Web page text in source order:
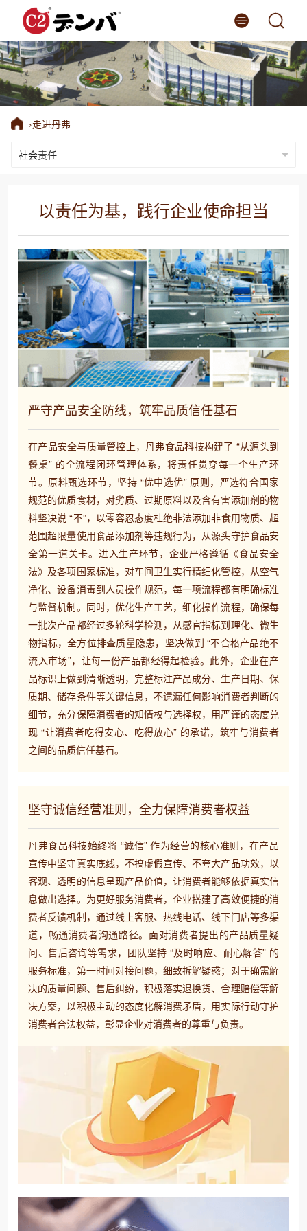
网站首页
丹弗产品
丹弗品牌故事
走进丹弗
品牌商城
语言版
›走进丹弗
以责任为基，践行企业使命担当
严守产品安全防线，筑牢品质信任基石
在产品安全与质量管控上，丹弗食品科技构建了 “从源头到
餐桌” 的全流程闭环管理体系，将责任贯穿每一个生产环
节。原料甄选环节，坚持 “优中选优” 原则，严选符合国家
规范的优质食材，对劣质、过期原料以及含有害添加剂的物
料坚决说 “不”，以零容忍态度杜绝非法添加非食用物质、超
范围超限量使用食品添加剂等违规行为，从源头守护食品安
全第一道关卡。​ 进入生产环节，企业严格遵循《食品安全
法》及各项国家标准，对车间卫生实行精细化管控，从空气
净化、设备消毒到人员操作规范，每一项流程都有明确标准
与监督机制。同时，优化生产工艺，细化操作流程，确保每
一批次产品都经过多轮科学检测，从感官指标到理化、微生
物指标，全方位排查质量隐患，坚决做到 “不合格产品绝不
流入市场”，让每一份产品都经得起检验。​ 此外，企业在产
品标识上做到清晰透明，完整标注产品成分、生产日期、保
质期、储存条件等关键信息，不遗漏任何影响消费者判断的
细节，充分保障消费者的知情权与选择权，用严谨的态度兑
现 “让消费者吃得安心、吃得放心” 的承诺，筑牢与消费者
之间的品质信任基石。
坚守诚信经营准则，全力保障消费者权益
丹弗食品科技始终将 “诚信” 作为经营的核心准则，在产品
宣传中坚守真实底线，不搞虚假宣传、不夸大产品功效，以
客观、透明的信息呈现产品价值，让消费者能够依据真实信
息做出选择。​ 为更好服务消费者，企业搭建了高效便捷的消
费者反馈机制，通过线上客服、热线电话、线下门店等多渠
道，畅通消费者沟通路径。面对消费者提出的产品质量疑
问、售后咨询等需求，团队坚持 “及时响应、耐心解答” 的
服务标准，第一时间对接问题，细致拆解疑惑；对于确需解
决的质量问题、售后纠纷，积极落实退换货、合理赔偿等解
决方案，以积极主动的态度化解消费矛盾，用实际行动守护
消费者合法权益，彰显企业对消费者的尊重与负责。